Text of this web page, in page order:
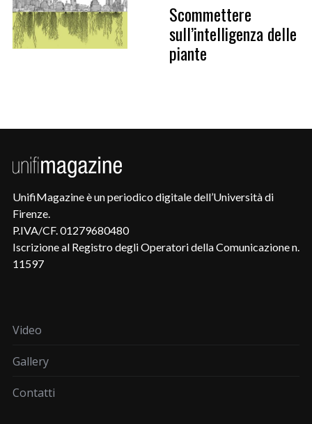
Scommettere
sull’intelligenza delle
piante
UnifiMagazine è un periodico digitale dell’Università di
Firenze.
P.IVA/CF. 01279680480
Iscrizione al Registro degli Operatori della Comunicazione n.
11597
Video
Gallery
Contatti